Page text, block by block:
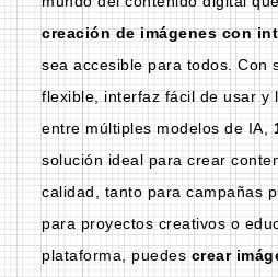
creación de imágenes con
sea accesible para todos. Con
flexible, interfaz fácil de usar y
entre múltiples modelos de IA,
solución ideal para crear
calidad, tanto para campañas
para proyectos creativos o
plataforma, puedes crear